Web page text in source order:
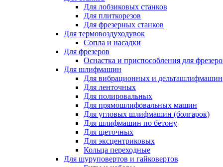
Для лобзиковых станков
Для плиткорезов
Для фрезерных станков
Для термовоздуходувок
Сопла и насадки
Для фрезеров
Оснастка и приспособления для
Для шлифмашин
Для вибрационных и дельташлифмашин
Для ленточных
Для полировальных
Для прямошлифовальных машин
Для угловых шлифмашин (болгарок)
Для шлифмашин по бетону
Для щеточных
Для эксцентриковых
Кольца переходные
Для шуруповертов и гайковертов